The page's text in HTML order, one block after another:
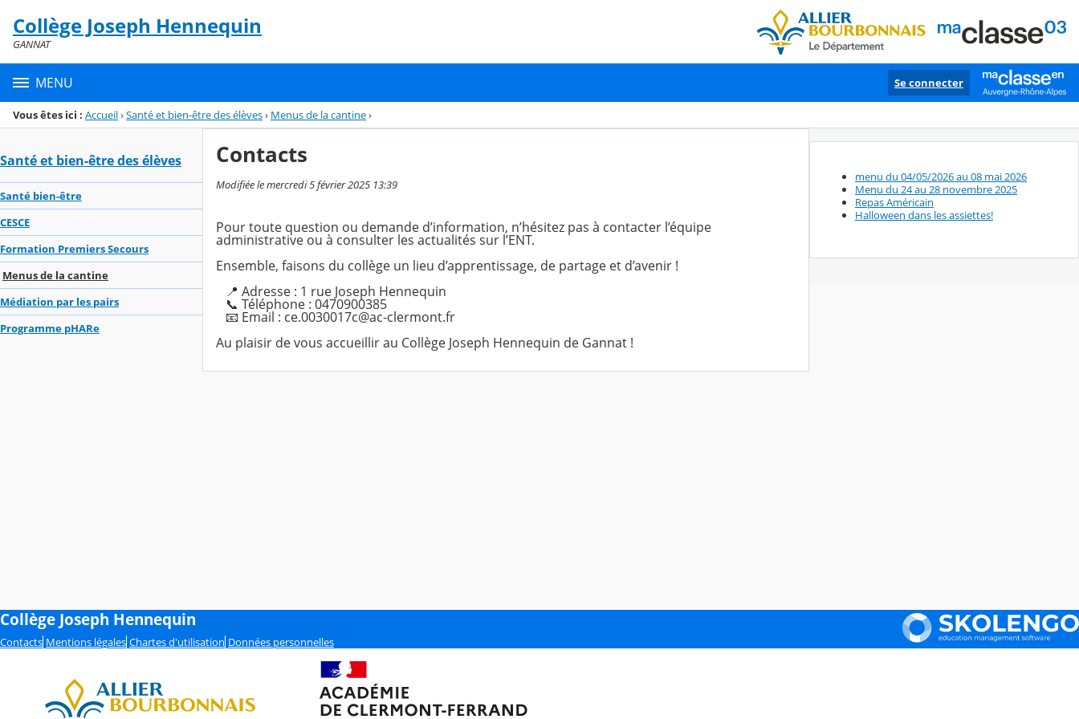
Menu de la rubrique
Contenu
Collège Joseph Hennequin
GANNAT
MENU Se connecter
Vous êtes ici : Accueil›Santé et bien-être des élèves› Menus de la cantine›
Santé et bien-être des élèves
Santé bien-être
CESCE
Formation Premiers Secours
Menus de la cantine
Médiation par les pairs
Programme pHARe
Contacts
Modifiée le mercredi 5 février 2025 13:39
Pour toute question ou demande d’information, n’hésitez pas à contacter l’équipe
administrative ou à consulter les actualités sur l’ENT.
Ensemble, faisons du collège un lieu d’apprentissage, de partage et d’avenir !
📍 Adresse : 1 rue Joseph Hennequin
📞 Téléphone : 0470900385
📧 Email : ce.0030017c@ac-clermont.fr
Au plaisir de vous accueillir au Collège Joseph Hennequin de Gannat !
menu du 04/05/2026 au 08 mai 2026
Menu du 24 au 28 novembre 2025
Repas Américain
Halloween dans les assiettes!
Collège Joseph Hennequin
Contacts Mentions légales Chartes d'utilisation Données personnelles